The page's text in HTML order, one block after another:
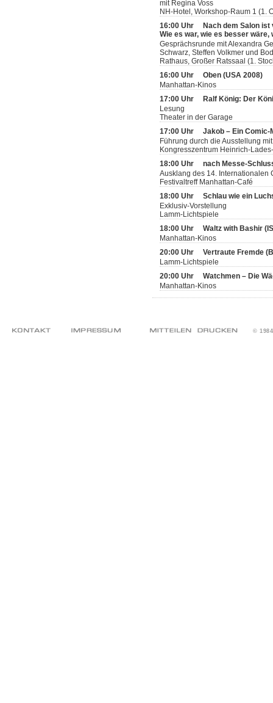
mit Regina Voss
NH-Hotel, Workshop-Raum 1 (1.
16:00 Uhr
Nach dem Salon ist
Wie es war, wie es besser
Gesprächsrunde mit Alexandra
Schwarz, Steffen Volkmer und
Rathaus, Großer Ratssaal (1.
16:00 Uhr Oben (USA 2008)
Manhattan-Kinos
17:00 Uhr
Ralf König: Der
Lesung
Theater in der Garage
17:00 Uhr Jakob – Ein Comic-
Führung durch die Ausstellung
Kongresszentrum Heinrich-
18:00 Uhr nach Messe-
Ausklang des 14. Internationalen
Festivaltreff Manhattan-Café
18:00 Uhr Schlau wie ein
Exklusiv-Vorstellung
Lamm-Lichtspiele
18:00 Uhr Waltz with Bashir
Manhattan-Kinos
20:00 Uhr Vertraute Fremde
Lamm-Lichtspiele
20:00 Uhr Watchmen – Die
Manhattan-Kinos
©